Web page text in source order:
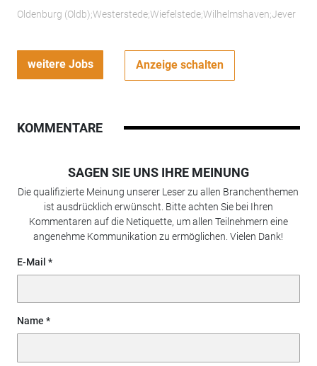
Oldenburg (Oldb);Westerstede;Wiefelstede;Wilhelmshaven;Jever
weitere Jobs Anzeige schalten
KOMMENTARE
SAGEN SIE UNS IHRE MEINUNG
Die qualifizierte Meinung unserer Leser zu allen Branchenthemen
ist ausdrücklich erwünscht. Bitte achten Sie bei Ihren
Kommentaren auf die Netiquette, um allen Teilnehmern eine
angenehme Kommunikation zu ermöglichen. Vielen Dank!
E-Mail
Name